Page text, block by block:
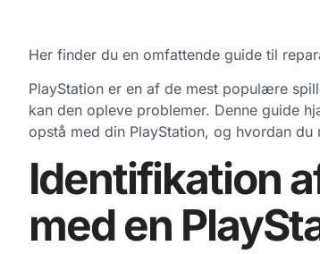
Her finder du en omfattende guide til
PlayStation er en af de mest populære
kan den opleve problemer. Denne guide
opstå med din PlayStation, og hvordan du
Identifikation
med en